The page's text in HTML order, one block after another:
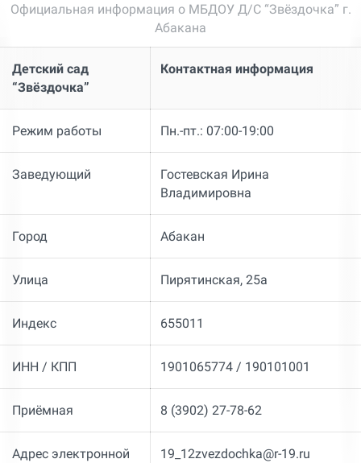
Официальная информация о МБДОУ Д/С “Звёздочка” г.
Абакана
Детский сад
“Звёздочка”
Контактная информация
Режим работы Пн.-пт.: 07:00-19:00
Заведующий
Гостевская Ирина
Владимировна
Город Абакан
Улица Пирятинская, 25а
Индекс 655011
ИНН / КПП 1901065774 / 190101001
Приёмная 8 (3902) 27-78-62
Адрес электронной
19_12zvezdochka@r-19.ru